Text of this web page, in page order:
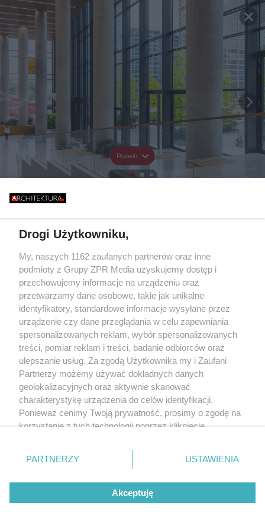
Rozwiń
Drogi Użytkowniku,
My, naszych 1162 zaufanych partnerów oraz inne
podmioty z Grupy ZPR Media uzyskujemy dostęp i
przechowujemy informacje na urządzeniu oraz
przetwarzamy dane osobowe, takie jak unikalne
identyfikatory, standardowe informacje wysyłane przez
urządzenie czy dane przeglądania w celu zapewniania
spersonalizowanych reklam, wybór spersonalizowanych
treści, pomiar reklam i treści, badanie odbiorców oraz
ulepszanie usług. Za zgodą Użytkownika my i Zaufani
Partnerzy możemy używać dokładnych danych
geolokalizacyjnych oraz aktywnie skanować
charakterystykę urządzenia do celów identyfikacji.
Ponieważ cenimy Twoją prywatność, prosimy o zgodę na
korzystanie z tych technologii poprzez kliknięcie
zmienić/wycofać klikając przycisk ustawień prywatności
znajdujący się w lewym dolnym rogu strony
rodzaje przetwarzania danych nie wymagają zgody
użytkownika, ale masz prawo sprzeciwić się takiemu
przetwarzaniu. Preferencje będą miały zastosowanie tylko
PARTNERZY USTAWIENIA
Akceptuję